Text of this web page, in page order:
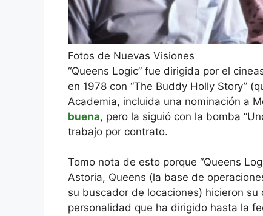
Fotos de Nuevas Visiones
“Queens Logic” fue dirigida por el
en 1978 con “The Buddy Holly Story”
Academia, incluida una nominación a
buena, pero la siguió con la bomba
trabajo por contrato.
Tomo nota de esto porque “Queens
Astoria, Queens (la base de
su buscador de locaciones) hicieron
personalidad que ha dirigido hasta la